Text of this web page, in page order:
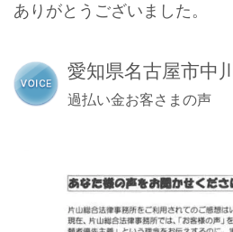
ありがとうございました。
愛知県名古屋市中
過払い金お客さまの声